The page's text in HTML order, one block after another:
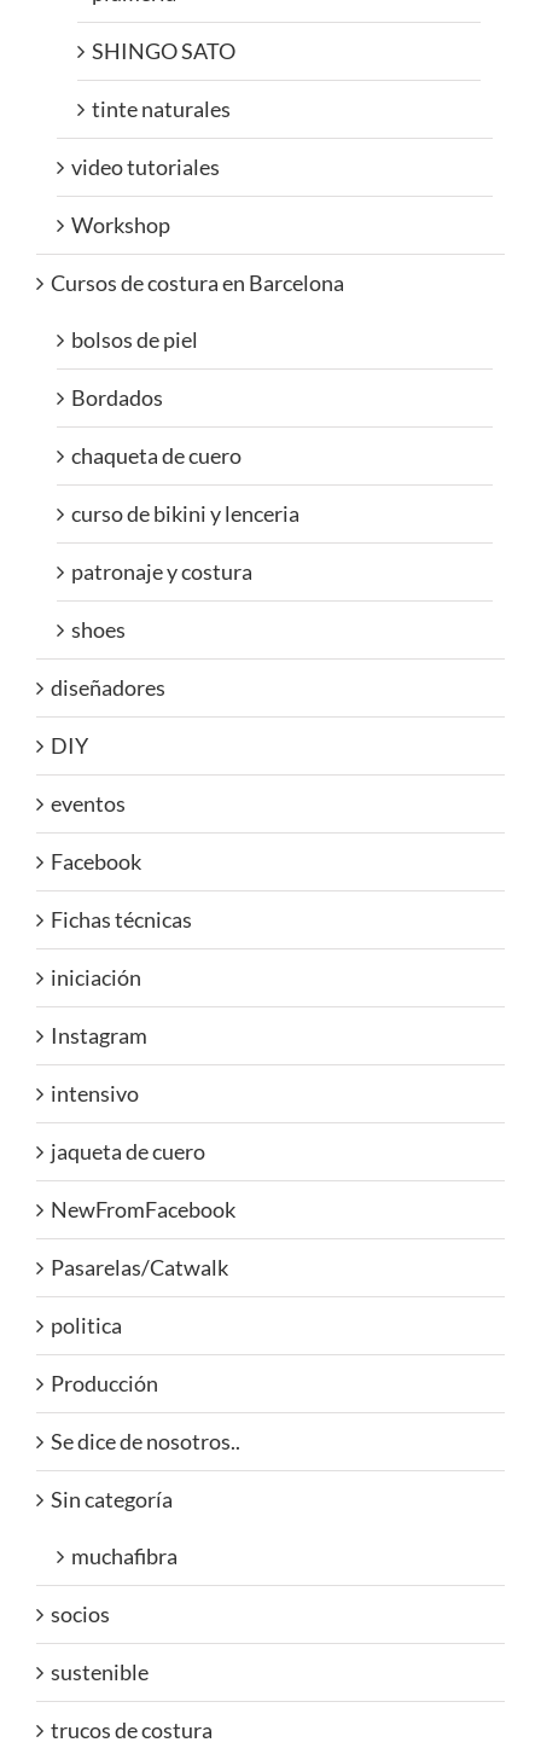
SHINGO SATO
tinte naturales
video tutoriales
Workshop
Cursos de costura en Barcelona
bolsos de piel
Bordados
chaqueta de cuero
curso de bikini y lenceria
patronaje y costura
shoes
diseñadores
DIY
eventos
Facebook
Fichas técnicas
iniciación
Instagram
intensivo
jaqueta de cuero
NewFromFacebook
Pasarelas/Catwalk
politica
Producción
Se dice de nosotros..
Sin categoría
muchafibra
socios
sustenible
trucos de costura